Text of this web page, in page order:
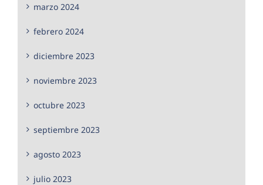
marzo 2024
febrero 2024
diciembre 2023
noviembre 2023
octubre 2023
septiembre 2023
agosto 2023
julio 2023